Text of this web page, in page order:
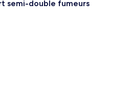
semi-double fumeurs